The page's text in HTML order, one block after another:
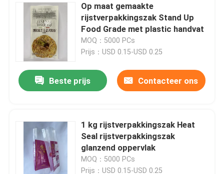
Op maat gemaakte
rijstverpakkingszak Stand Up
Food Grade met plastic handvat
MOQ：5000 PCs
Prijs：USD 0.15-USD 0.25
Beste prijs Contacteer ons
1 kg rijstverpakkingszak Heat
Seal rijstverpakkingszak
glanzend oppervlak
MOQ：5000 PCs
Prijs：USD 0.15-USD 0.25